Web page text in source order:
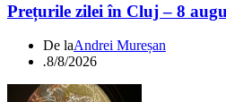
Prețurile zilei în Cluj – 8
De laAndrei Mureșan
.8/8/2026